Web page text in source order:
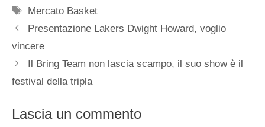
Tag
Mercato Basket
Presentazione Lakers Dwight Howard, voglio
vincere
Il Bring Team non lascia scampo, il suo show è il
festival della tripla
Lascia un commento